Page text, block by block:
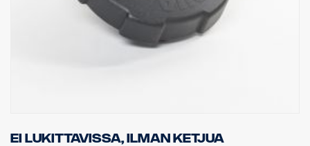
Ei lukittavissa, ilman ketjua